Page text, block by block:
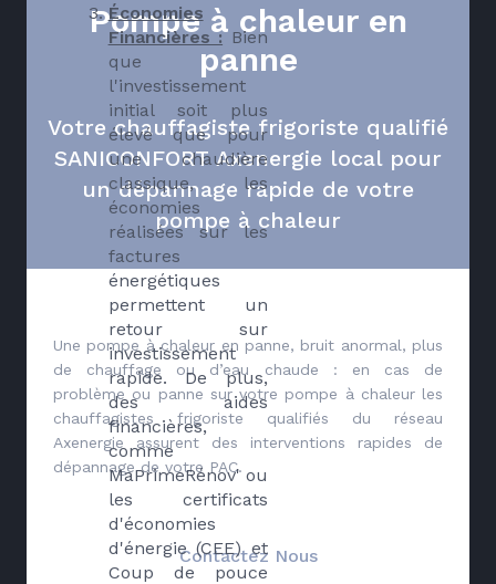
Économies
Financières :Bien
que
l'investissement
initial soit plus
élevé que pour
une chaudière
classique, les
économies
réalisées sur les
factures
énergétiques
permettent un
retour sur
investissement
rapide. De plus,
des aides
financières,
comme
MaPrimeRénov' ou
les certificats
d'économies
d'énergie (CEE) et
Coup de pouce
Pompe à chaleur en
panne
Votre chauffagiste frigoriste qualifié
SANICONFORT Axenergie local pour
un dépannage rapide de votre
pompe à chaleur
Une pompe à chaleur en panne, bruit anormal, plus
de chauffage ou d’eau chaude : en cas de
problème ou panne sur votre pompe à chaleur les
chauffagistes frigoriste qualifiés du réseau
Axenergie assurent des interventions rapides de
dépannage de votre PAC.
Contactez Nous